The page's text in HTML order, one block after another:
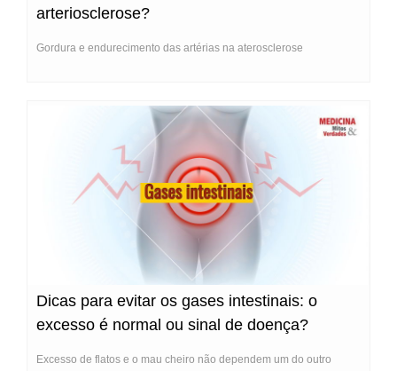
arteriosclerose?
Gordura e endurecimento das artérias na aterosclerose
Dicas para evitar os gases intestinais: o
excesso é normal ou sinal de doença?
Excesso de flatos e o mau cheiro não dependem um do outro